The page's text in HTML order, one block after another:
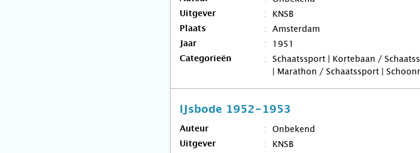
Uitgever KNSB
Plaats Amsterdam
Jaar 1951
Categorieën
Schaatssport | Kortebaan /
| Marathon / Schaatssport |
IJsbode 1952-1953
Auteur Onbekend
Uitgever KNSB